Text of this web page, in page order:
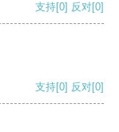
支持[0] 反对[0]
支持[0] 反对[0]